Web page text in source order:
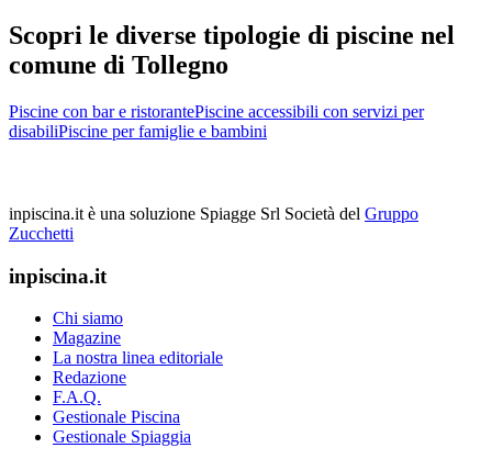
Scopri le diverse tipologie di piscine nel
comune di Tollegno
Piscine con bar e ristorantePiscine accessibili con servizi per
disabiliPiscine per famiglie e bambini
inpiscina.it è una soluzione Spiagge Srl Società del Gruppo
Zucchetti
inpiscina.it
Chi siamo
Magazine
La nostra linea editoriale
Redazione
F.A.Q.
Gestionale Piscina
Gestionale Spiaggia